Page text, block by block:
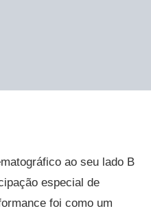
ao seu lado B
especial de
foi como um